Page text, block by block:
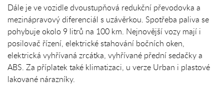
Dále je ve vozidle dvoustupňová redukční převodovka a
mezinápravový diferenciál s uzávěrkou. Spotřeba paliva se
pohybuje okolo 9 litrů na 100 km. Nejnovější vozy mají i
posilovač řízení, elektrické stahování bočních oken,
elektrická vyhřívaná zrcátka, vyhřívané přední sedačky a
ABS. Za příplatek také klimatizaci, u verze Urban i plastové
lakované nárazníky.